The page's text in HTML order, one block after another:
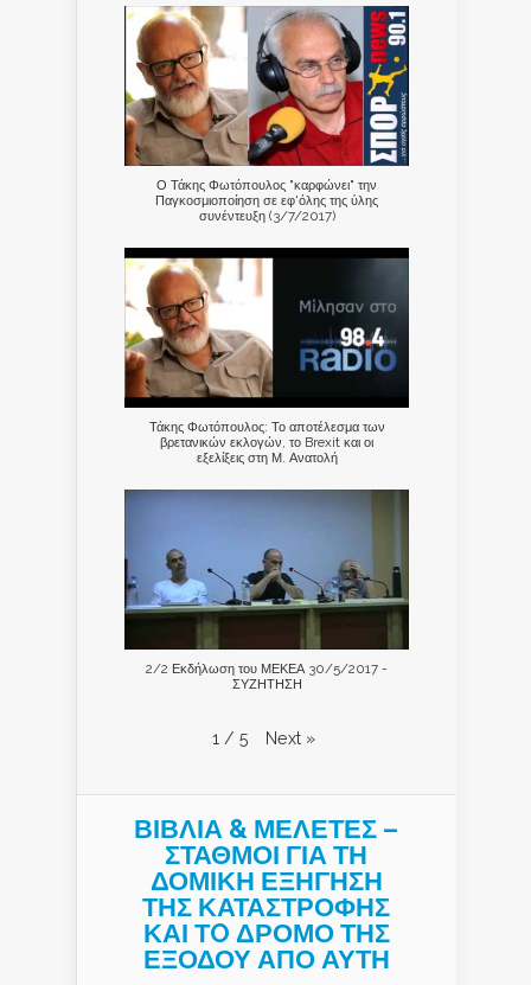
Ο Τάκης Φωτόπουλος "καρφώνει" την
Παγκοσμιοποίηση σε εφ'όλης της ύλης
συνέντευξη (3/7/2017)
Τάκης Φωτόπουλος: Το αποτέλεσμα των
βρετανικών εκλογών, το Brexit και οι
εξελίξεις στη Μ. Ανατολή
2/2 Εκδήλωση του ΜΕΚΕΑ 30/5/2017 -
ΣΥΖΗΤΗΣΗ
1 / 5 Next »
ΒΙΒΛΙΑ & ΜΕΛΕΤΕΣ –
ΣΤΑΘΜΟΙ ΓΙΑ ΤΗ
ΔΟΜΙΚΗ ΕΞΗΓΗΣΗ
ΤΗΣ ΚΑΤΑΣΤΡΟΦΗΣ
ΚΑΙ ΤO ΔΡΟΜΟ ΤΗΣ
ΕΞΟΔΟΥ ΑΠΟ ΑΥΤΗ